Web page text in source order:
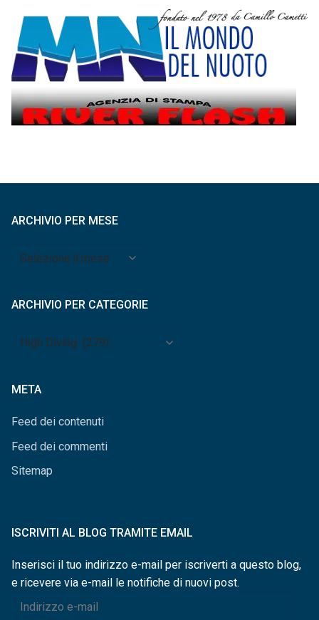
ARCHIVIO PER MESE
Archivio
ARCHIVIO PER CATEGORIE
Archivio
META
Feed dei contenuti
Feed dei commenti
Sitemap
ISCRIVITI AL BLOG TRAMITE EMAIL
Inserisci il tuo indirizzo e-mail per iscriverti a questo blog,
e ricevere via e-mail le notifiche di nuovi post.
Indirizzo